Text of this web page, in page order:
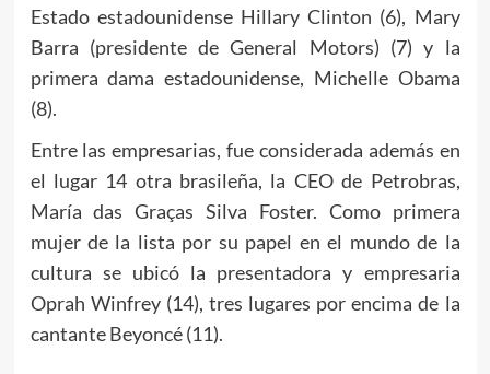
Estado estadounidense Hillary Clinton (6), Mary
Barra (presidente de General Motors) (7) y la
primera dama estadounidense, Michelle Obama
(8).
Entre las empresarias, fue considerada además en
el lugar 14 otra brasileña, la CEO de Petrobras,
María das Graças Silva Foster. Como primera
mujer de la lista por su papel en el mundo de la
cultura se ubicó la presentadora y empresaria
Oprah Winfrey (14), tres lugares por encima de la
cantante Beyoncé (11).